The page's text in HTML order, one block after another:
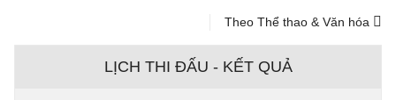
Theo Thể thao & Văn hóa
LỊCH THI ĐẤU - KẾT QUẢ